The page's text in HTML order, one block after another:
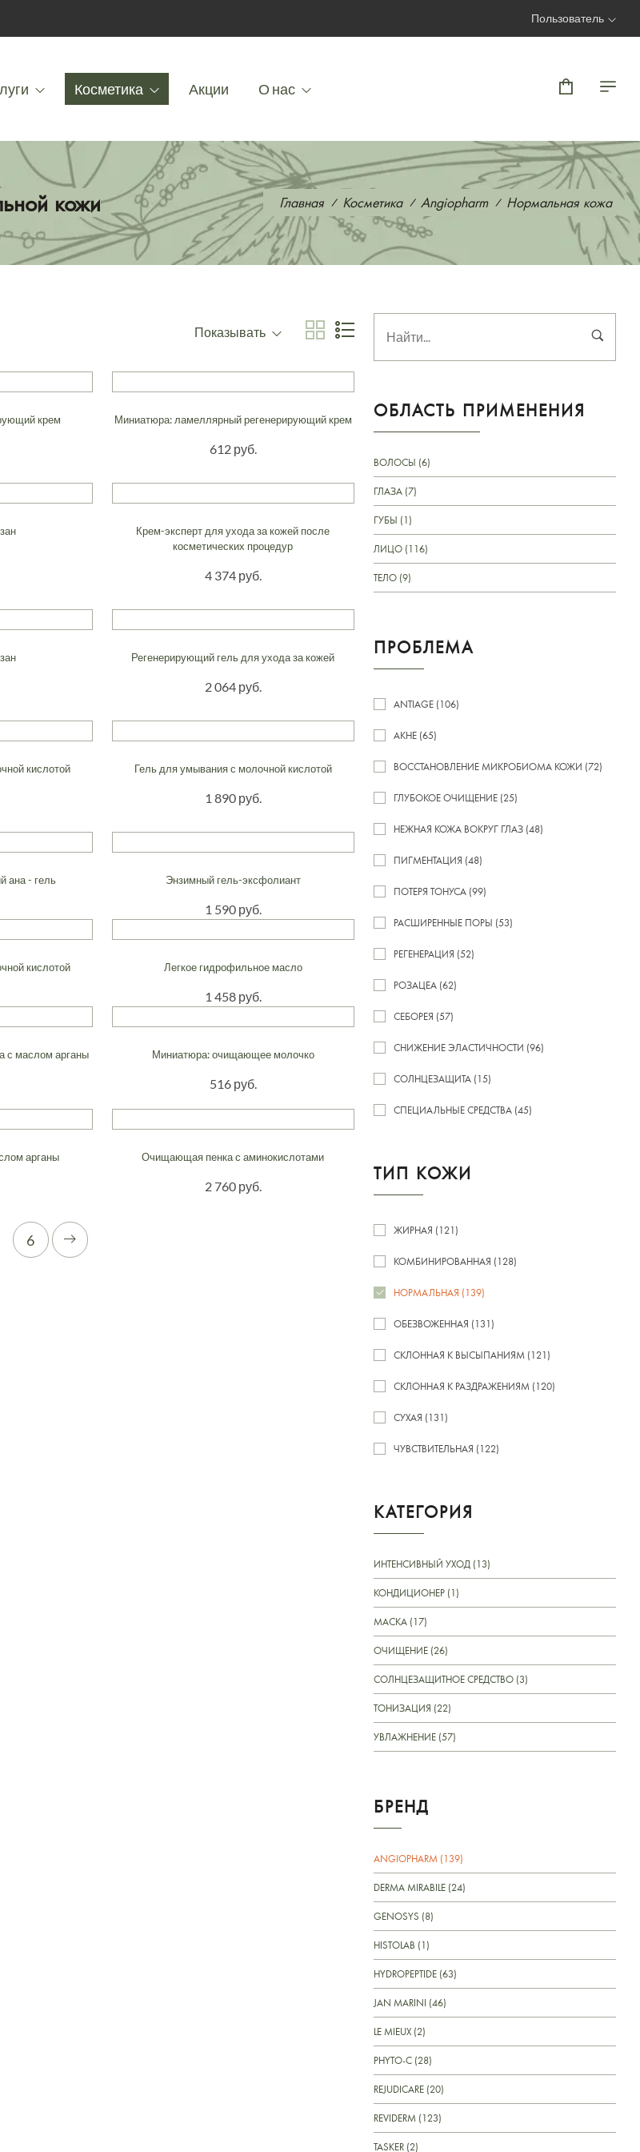
Пользователь
Косметика Акции О нас
кожи Главная Косметика Angiopharm Нормальная кожа
Показывать
крем Миниатюра: ламеллярный регенерирующий крем
612 руб.
Крем-эксперт для ухода за кожей после
косметических процедур
4 374 руб.
Регенерирующий гель для ухода за кожей
2 064 руб.
кислотой Гель для умывания с молочной кислотой
1 890 руб.
ана - гель Энзимный гель-эксфолиант
1 590 руб.
кислотой Легкое гидрофильное масло
1 458 руб.
с маслом арганы Миниатюра: очищающее молочко
516 руб.
арганы Очищающая пенка с аминокислотами
2 760 руб.
6
ОБЛАСТЬ ПРИМЕНЕНИЯ
ВОЛОСЫ (6)
ГЛАЗА (7)
ГУБЫ (1)
ЛИЦО (116)
ТЕЛО (9)
ПРОБЛЕМА
ANTIAGE (106)
АКНЕ (65)
ВОССТАНОВЛЕНИЕ МИКРОБИОМА КОЖИ (72)
ГЛУБОКОЕ ОЧИЩЕНИЕ (25)
НЕЖНАЯ КОЖА ВОКРУГ ГЛАЗ (48)
ПИГМЕНТАЦИЯ (48)
ПОТЕРЯ ТОНУСА (99)
РАСШИРЕННЫЕ ПОРЫ (53)
РЕГЕНЕРАЦИЯ (52)
РОЗАЦЕА (62)
СЕБОРЕЯ (57)
СНИЖЕНИЕ ЭЛАСТИЧНОСТИ (96)
СОЛНЦЕЗАЩИТА (15)
СПЕЦИАЛЬНЫЕ СРЕДСТВА (45)
ТИП КОЖИ
ЖИРНАЯ (121)
КОМБИНИРОВАННАЯ (128)
НОРМАЛЬНАЯ (139)
ОБЕЗВОЖЕННАЯ (131)
СКЛОННАЯ К ВЫСЫПАНИЯМ (121)
СКЛОННАЯ К РАЗДРАЖЕНИЯМ (120)
СУХАЯ (131)
ЧУВСТВИТЕЛЬНАЯ (122)
КАТЕГОРИЯ
ИНТЕНСИВНЫЙ УХОД (13)
КОНДИЦИОНЕР (1)
МАСКА (17)
ОЧИЩЕНИЕ (26)
СОЛНЦЕЗАЩИТНОЕ СРЕДСТВО (3)
ТОНИЗАЦИЯ (22)
УВЛАЖНЕНИЕ (57)
БРЕНД
ANGIOPHARM (139)
DERMA MIRABILE (24)
GENOSYS (8)
HISTOLAB (1)
HYDROPEPTIDE (63)
JAN MARINI (46)
LE MIEUX (2)
PHYTO-C (28)
REJUDICARE (20)
REVIDERM (123)
TASKER (2)